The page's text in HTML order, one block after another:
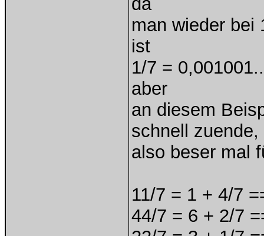
man wieder bei
ist
1/7 =
aber
an diesem
schnell zuende,
also beser mal
11/7 = 1 + 4/7
44/7 = 6 + 2/7